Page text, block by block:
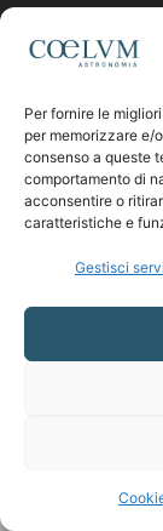
Per fornire le
per memorizzare e/
consenso a queste
comportamento di
acconsentire o
caratteristiche e
Gestisci